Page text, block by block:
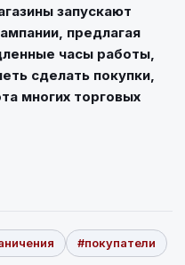
запускают
предлагая
часы работы,
сделать покупки,
многих торговых
#покупатели